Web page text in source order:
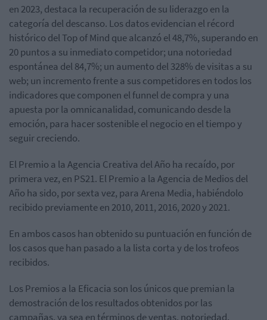
en 2023, destaca la recuperación de su liderazgo en la
categoría del descanso. Los datos evidencian el récord
histórico del Top of Mind que alcanzó el 48,7%, superando en
20 puntos a su inmediato competidor; una notoriedad
espontánea del 84,7%; un aumento del 328% de visitas a su
web; un incremento frente a sus competidores en todos los
indicadores que componen el funnel de compra y una
apuesta por la omnicanalidad, comunicando desde la
emoción, para hacer sostenible el negocio en el tiempo y
seguir creciendo.
El Premio a la Agencia Creativa del Año ha recaído, por
primera vez, en PS21. El Premio a la Agencia de Medios del
Año ha sido, por sexta vez, para Arena Media, habiéndolo
recibido previamente en 2010, 2011, 2016, 2020 y 2021.
En ambos casos han obtenido su puntuación en función de
los casos que han pasado a la lista corta y de los trofeos
recibidos.
Los Premios a la Eficacia son los únicos que premian la
demostración de los resultados obtenidos por las
campañas, ya sea en términos de ventas, notoriedad,